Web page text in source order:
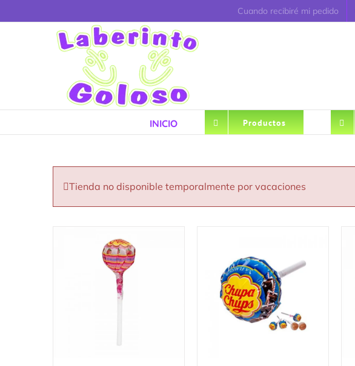
al
Cuando recibiré mi pedido
INICIO Productos
Tienda no disponible temporalmente por vacaciones